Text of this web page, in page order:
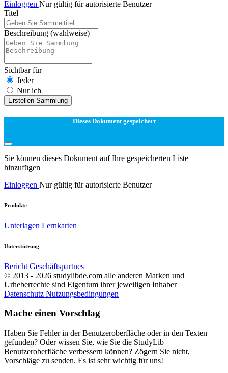
Einloggen Nur gültig für autorisierte Benutzer
Titel
Beschreibung (wahlweise)
Sichtbar für
Jeder
Nur ich
Erstellen Sammlung
Dieses Dokument gespeichert
Sie können dieses Dokument auf Ihre gespeicherten Liste
hinzufügen
Einloggen Nur gültig für autorisierte Benutzer
Produkte
Unterlagen Lernkarten
Unterstützung
Bericht Geschäftspartnes
© 2013 - 2026 studylibde.com alle anderen Marken und
Urheberrechte sind Eigentum ihrer jeweiligen Inhaber
Datenschutz Nutzungsbedingungen
Mache einen Vorschlag
Haben Sie Fehler in der Benutzeroberfläche oder in den Texten
gefunden? Oder wissen Sie, wie Sie die StudyLib
Benutzeroberfläche verbessern können? Zögern Sie nicht,
Vorschläge zu senden. Es ist sehr wichtig für uns!